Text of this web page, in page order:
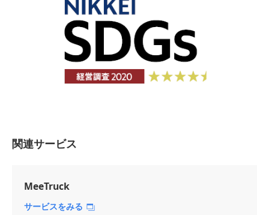
関連サービス
MeeTruck
サービスをみる